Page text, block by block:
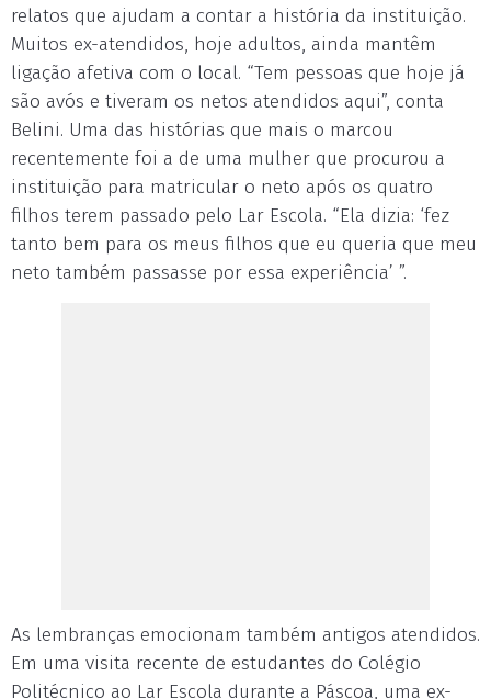
relatos que ajudam a contar a história da instituição.
Muitos ex-atendidos, hoje adultos, ainda mantêm
ligação afetiva com o local. “Tem pessoas que hoje já
são avós e tiveram os netos atendidos aqui”, conta
Belini. Uma das histórias que mais o marcou
recentemente foi a de uma mulher que procurou a
instituição para matricular o neto após os quatro
filhos terem passado pelo Lar Escola. “Ela dizia: ‘fez
tanto bem para os meus filhos que eu queria que meu
neto também passasse por essa experiência’ ”.
As lembranças emocionam também antigos atendidos.
Em uma visita recente de estudantes do Colégio
Politécnico ao Lar Escola durante a Páscoa, uma ex-